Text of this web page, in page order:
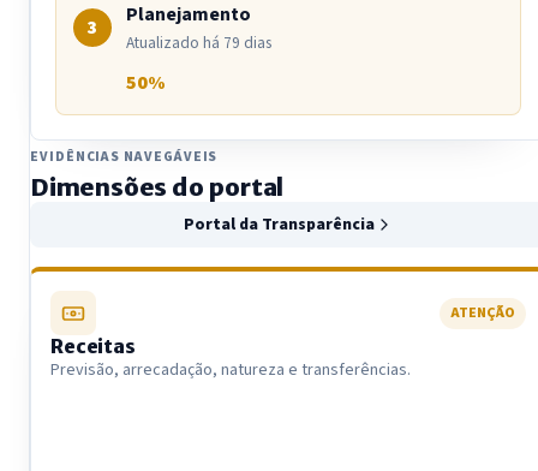
3 Planejamento
Atualizado há 79 dias
50%
EVIDÊNCIAS NAVEGÁVEIS
Dimensões do portal
Portal da Transparência
ATENÇÃO
Receitas
Previsão, arrecadação, natureza e transferências.